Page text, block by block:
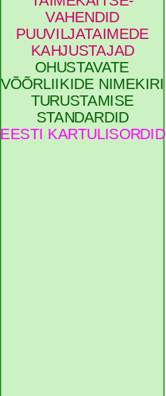
VAHENDID
PUUVILJATAIMEDE
KAHJUSTAJAD
OHUSTAVATE
VÕÕRLIIKIDE NIMEKIRI
TURUSTAMISE
STANDARDID
EESTI KARTULISORDID